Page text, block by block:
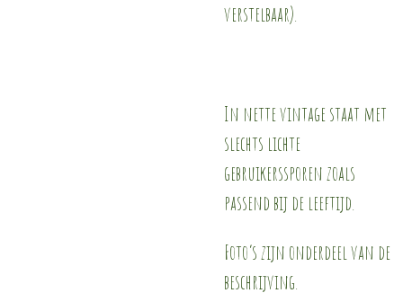
verstelbaar).
In nette vintage staat met
slechts lichte
gebruikerssporen zoals
passend bij de leeftijd.
Foto’s zijn onderdeel van de
beschrijving.